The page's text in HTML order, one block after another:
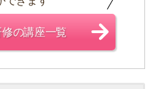
の講座一覧